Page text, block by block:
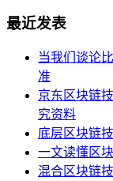
最近发表
当我们谈论
准
京东区块链
究资料
底层区块链
一文读懂区
混合区块链